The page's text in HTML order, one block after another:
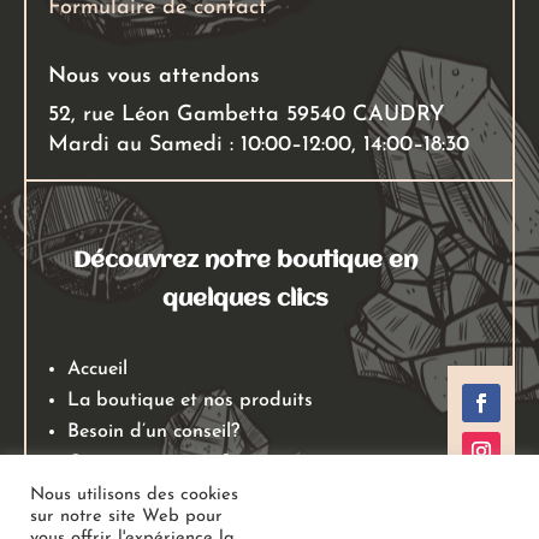
Formulaire de contact
Nous vous attendons
52, rue Léon Gambetta 59540 CAUDRY
Mardi au Samedi : 10:00–12:00, 14:00–18:30
Découvrez notre boutique en
quelques clics
Accueil
La boutique et nos produits
Besoin d’un conseil?
Mentions légales
Conditions générales de ventes
Nous utilisons des cookies
sur notre site Web pour